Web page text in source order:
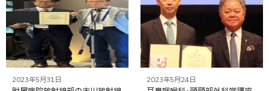
2023年5月31日 2023年5月24日